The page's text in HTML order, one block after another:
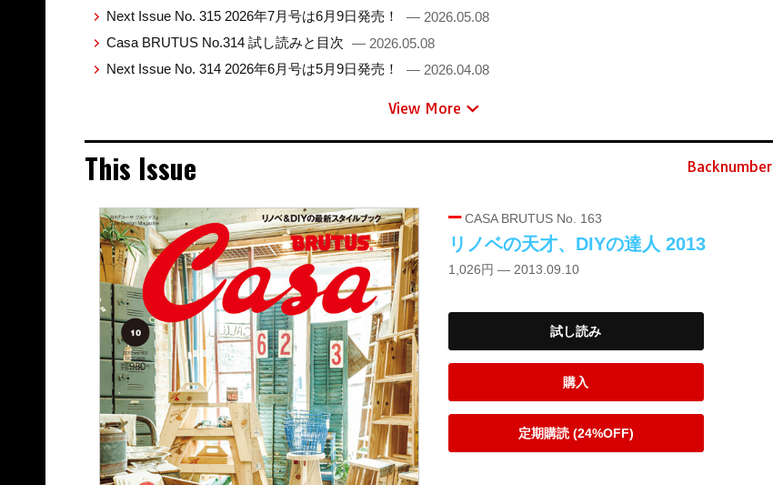
Next Issue No. 315 2026年7月号は6月9日発売！
— 2026.05.08
Casa BRUTUS No.314 試し読みと目次 — 2026.05.08
Next Issue No. 314 2026年6月号は5月9日発売！
— 2026.04.08
View More
This Issue Backnumber
CASA BRUTUS No. 163
リノベの天才、DIYの達人 2013
1,026円 — 2013.09.10
試し読み
購入
定期購読 (24%OFF)